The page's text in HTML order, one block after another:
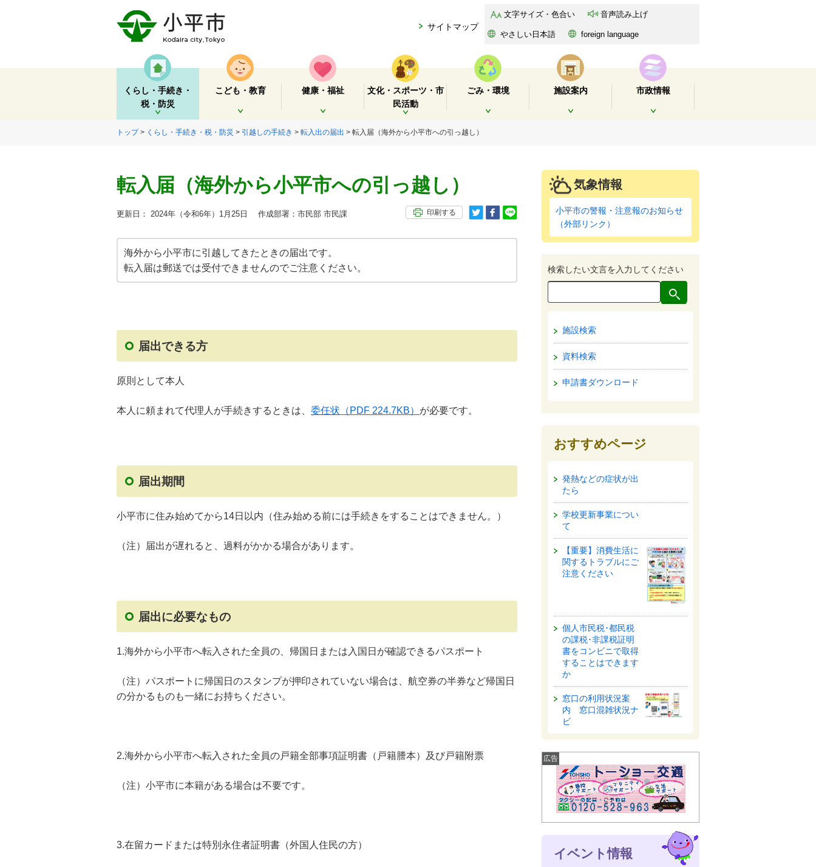
サイトマップ
文字サイズ・色合い 音声読み上げ
やさしい日本語 foreign language
くらし・手続き・
税・防災
開く
こども・教育
開く
健康・福祉
開く
文化・スポーツ・市
民活動
開く
ごみ・環境 施設案内 市政情報
トップ> くらし・手続き・税・防災 > 引越しの手続き > 転入出の届出 > 転入届（海外から小平市への引っ越し）
転入届（海外から小平市への引っ越し）
更新日： 2024年（令和6年）1月25日 作成部署：市民部 市民課 印刷する
海外から小平市に引越してきたときの届出です。
転入届は郵送では受付できませんのでご注意ください。
届出できる方
原則として本人
本人に頼まれて代理人が手続きするときは、 委任状 （PDF 224.7KB） が必要です。
届出期間
小平市に住み始めてから14日以内（住み始める前には手続きをすることはできません。）
（注）届出が遅れると、過料がかかる場合があります。
届出に必要なもの
1.海外から小平市へ転入された全員の、帰国日または入国日が確認できるパスポート
（注）パスポートに帰国日のスタンプが押印されていない場合は、航空券の半券など帰国日
の分かるものも一緒にお持ちください。
2.海外から小平市へ転入された全員の戸籍全部事項証明書（戸籍謄本）及び戸籍附票
（注）小平市に本籍がある場合は不要です。
3.在留カードまたは特別永住者証明書（外国人住民の方）
気象情報
小平市の警報・注意報のお知らせ
（外部リンク）
検索したい文言を入力してください
施設検索
資料検索
申請書ダウンロード
おすすめページ
発熱などの症状が出
たら
学校更新事業につい
て
【重要】消費生活に
関するトラブルにご
注意ください
個人市民税･都民税
の課税･非課税証明
書をコンビニで取得
することはできます
か
窓口の利用状況案
内 窓口混雑状況ナ
ビ
広告
イベント情報